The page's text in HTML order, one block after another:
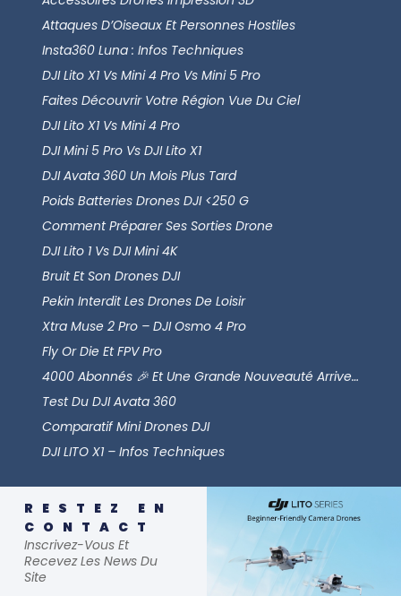
Attaques D’Oiseaux Et Personnes Hostiles
Insta360 Luna : Infos Techniques
DJI Lito X1 Vs Mini 4 Pro Vs Mini 5 Pro
Faites Découvrir Votre Région Vue Du Ciel
DJI Lito X1 Vs Mini 4 Pro
DJI Mini 5 Pro Vs DJI Lito X1
DJI Avata 360 Un Mois Plus Tard
Poids Batteries Drones DJI <250 G
Comment Préparer Ses Sorties Drone
DJI Lito 1 Vs DJI Mini 4K
Bruit Et Son Drones DJI
Pekin Interdit Les Drones De Loisir
Xtra Muse 2 Pro – DJI Osmo 4 Pro
Fly Or Die Et FPV Pro
4000 Abonnés 🎉 Et Une Grande Nouveauté Arrive…
Test Du DJI Avata 360
Comparatif Mini Drones DJI
DJI LITO X1 – Infos Techniques
RESTEZ EN
CONTACT
Inscrivez-Vous Et
Recevez Les News Du
Site